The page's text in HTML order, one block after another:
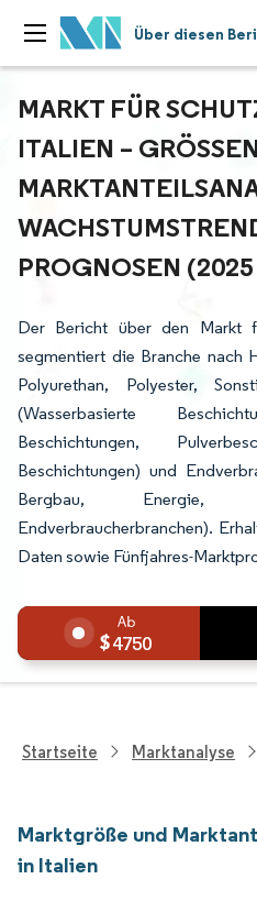
Über diesen
MARKT FÜR
ITALIEN – GRÖSSEN-
ROGNOSEN (2025
Der Bericht über den Markt
segmentiert die Branche nach
Polyurethan, Polyester,
(Wasserbasierte
Beschichtungen,
Beschichtungen) und
Bergbau, Energie,
Endverbraucherbranchen).
Daten sowie Fünfjahres-
4750
Startseite Marktanalyse
Marktgröße und
in Italien